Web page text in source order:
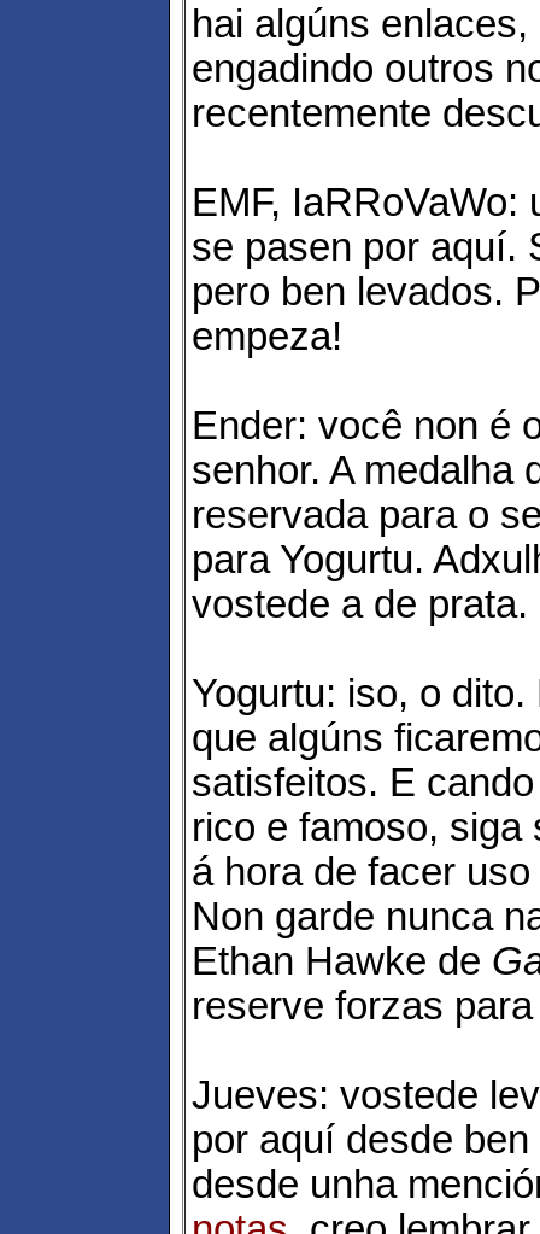
hai algúns
engadindo outros
recentemente
EMF, IaRRoVaWo:
se pasen por aquí.
pero ben levados.
empeza!
Ender: você non é
senhor. A medalha
reservada para o
para Yogurtu.
vostede a de prata.
Yogurtu: iso, o
que algúns
satisfeitos. E
rico e famoso, siga
á hora de facer
Non garde nunca
Ethan Hawke de
reserve forzas
Jueves: vostede
por aquí desde
desde unha